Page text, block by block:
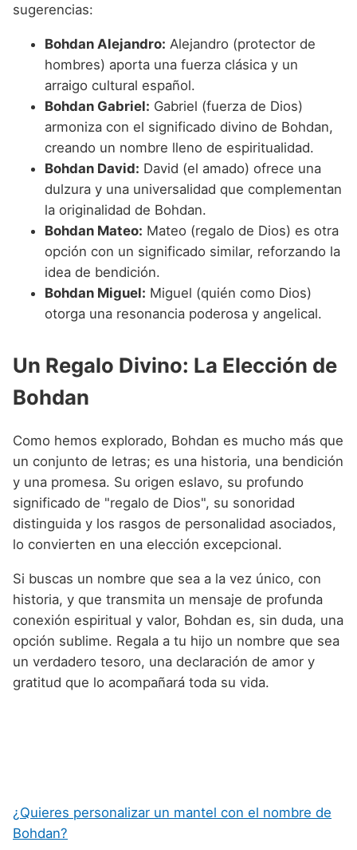
sugerencias:
Bohdan Alejandro: Alejandro (protector de
hombres) aporta una fuerza clásica y un
arraigo cultural español.
Bohdan Gabriel: Gabriel (fuerza de Dios)
armoniza con el significado divino de Bohdan,
creando un nombre lleno de espiritualidad.
Bohdan David: David (el amado) ofrece una
dulzura y una universalidad que complementan
la originalidad de Bohdan.
Bohdan Mateo: Mateo (regalo de Dios) es otra
opción con un significado similar, reforzando la
idea de bendición.
Bohdan Miguel: Miguel (quién como Dios)
otorga una resonancia poderosa y angelical.
Un Regalo Divino: La Elección de
Bohdan
Como hemos explorado, Bohdan es mucho más que
un conjunto de letras; es una historia, una bendición
y una promesa. Su origen eslavo, su profundo
significado de "regalo de Dios", su sonoridad
distinguida y los rasgos de personalidad asociados,
lo convierten en una elección excepcional.
Si buscas un nombre que sea a la vez único, con
historia, y que transmita un mensaje de profunda
conexión espiritual y valor, Bohdan es, sin duda, una
opción sublime. Regala a tu hijo un nombre que sea
un verdadero tesoro, una declaración de amor y
gratitud que lo acompañará toda su vida.
¿Quieres personalizar un mantel con el nombre de
Bohdan?